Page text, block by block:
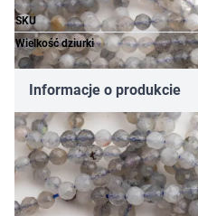
SKU
Wielkość dziurki
Informacje o produkcie
5,19 zł
Cena za opakowanie
Ilość w opakowaniu: 20 szt.